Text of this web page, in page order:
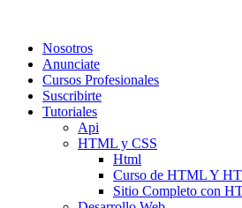
Nosotros
Anunciate
Cursos Profesionales
Suscribirte
Tutoriales
Api
HTML y CSS
Html
Curso de HTML Y
Sitio Completo con